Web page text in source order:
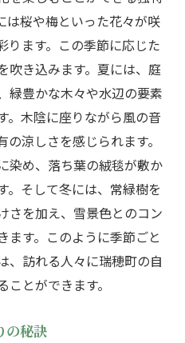
は桜や梅といった花々が咲
ります。この季節に応じた
吹き込みます。夏には、庭
緑豊かな木々や水辺の要素
。木陰に座りながら風の音
涼しさを感じられます。
染め、落ち葉の絨毯が敷か
。そして冬には、常緑樹を
さを加え、雪景色とのコン
ます。このように季節ごと
、訪れる人々に瑞穂町の自
とができます。
の秘訣